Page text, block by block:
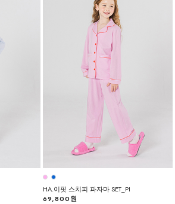
HA.이핏 스치피 파자마 SET_PI
69,800원